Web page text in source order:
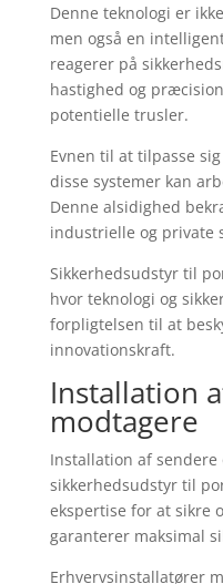
Denne teknologi er
men også en
reagerer på
hastighed og
potentielle trusler.
Evnen til at tilpasse
disse systemer kan
Denne alsidighed
industrielle og private
Sikkerhedsudstyr til
hvor teknologi og
forpligtelsen til at
innovationskraft.
Installation
modtagere
Installation af sendere
sikkerhedsudstyr til
ekspertise for at sikre
garanterer maksimal
Erhvervsinstallatører